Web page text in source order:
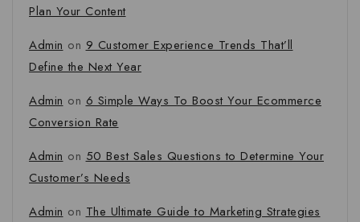
Plan Your Content
Admin on 9 Customer Experience Trends That’ll
Define the Next Year
Admin on 6 Simple Ways To Boost Your Ecommerce
Conversion Rate
Admin on 50 Best Sales Questions to Determine Your
Customer’s Needs
Admin on The Ultimate Guide to Marketing Strategies